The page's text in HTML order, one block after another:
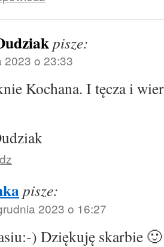
pisze:
2023 o 23:33
Kochana. I tęcza i
pisze:
2023 o 16:27
) Dziękuję skarbie